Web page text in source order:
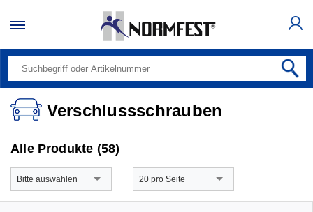
Verschlussschrauben
Alle Produkte (58)
Bitte auswählen 20 pro Seite